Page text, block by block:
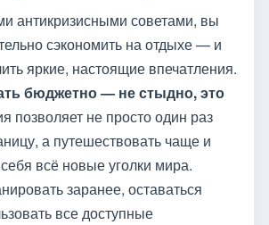
антикризисными советами, вы
сэкономить на отдыхе — и
яркие, настоящие впечатления.
бюджетно — не стыдно, это
позволяет не просто один раз
а путешествовать чаще и
всё новые уголки мира.
заранее, оставаться
все доступные